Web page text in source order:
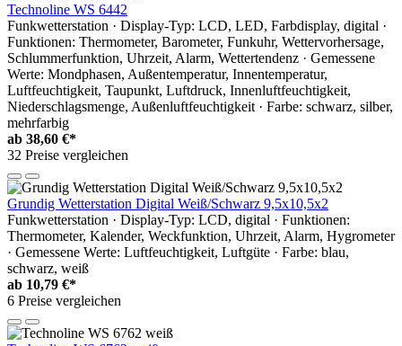
Technoline WS 6442
Funkwetterstation · Display-Typ: LCD, LED, Farbdisplay, digital ·
Funktionen: Thermometer, Barometer, Funkuhr, Wettervorhersage,
Schlummerfunktion, Uhrzeit, Alarm, Wettertendenz · Gemessene
Werte: Mondphasen, Außentemperatur, Innentemperatur,
Luftfeuchtigkeit, Taupunkt, Luftdruck, Innenluftfeuchtigkeit,
Niederschlagsmenge, Außenluftfeuchtigkeit · Farbe: schwarz, silber,
mehrfarbig
ab 38,60 €*
32 Preise vergleichen
Grundig Wetterstation Digital Weiß/Schwarz 9,5x10,5x2
Funkwetterstation · Display-Typ: LCD, digital · Funktionen:
Thermometer, Kalender, Weckfunktion, Uhrzeit, Alarm, Hygrometer
· Gemessene Werte: Luftfeuchtigkeit, Luftgüte · Farbe: blau,
schwarz, weiß
ab 10,79 €*
6 Preise vergleichen